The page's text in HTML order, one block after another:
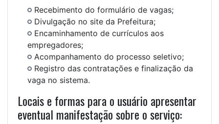
Recebimento do formulário de vagas;
Divulgação no site da Prefeitura;
Encaminhamento de currículos aos
empregadores;
Acompanhamento do processo seletivo;
Registro das contratações e finalização da
vaga no sistema.
Locais e formas para o usuário apresentar
eventual manifestação sobre o serviço: